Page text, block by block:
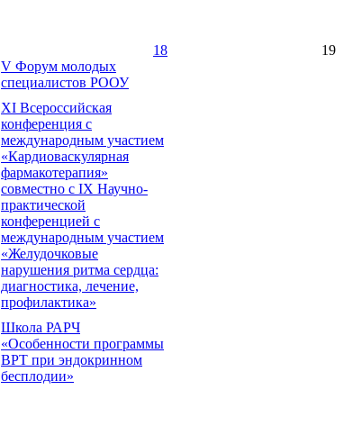
18
V Форум молодых
специалистов РООУ
XI Всероссийская
конференция с
международным участием
«Кардиоваскулярная
фармакотерапия»
совместно с IX Научно-
практической
конференцией с
международным участием
«Желудочковые
нарушения ритма сердца:
диагностика, лечение,
профилактика»
Школа РАРЧ
«Особенности программы
ВРТ при эндокринном
бесплодии»
19